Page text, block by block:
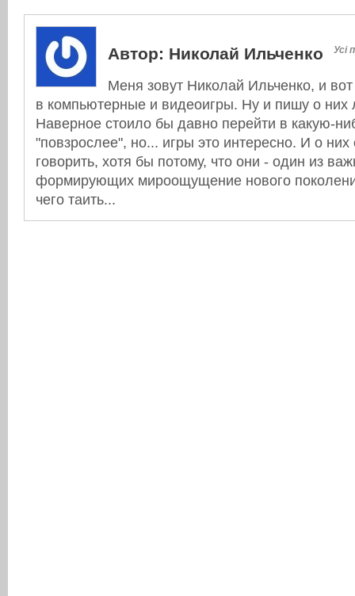
Автор: Николай Ильченко Усі
Меня зовут Николай Ильченко, и
в компьютерные и видеоигры. Ну и пишу о них
Наверное стоило бы давно перейти в какую-
"повзрослее", но... игры это интересно. И о них
говорить, хотя бы потому, что они - один из
формирующих мироощущение нового
чего таить...